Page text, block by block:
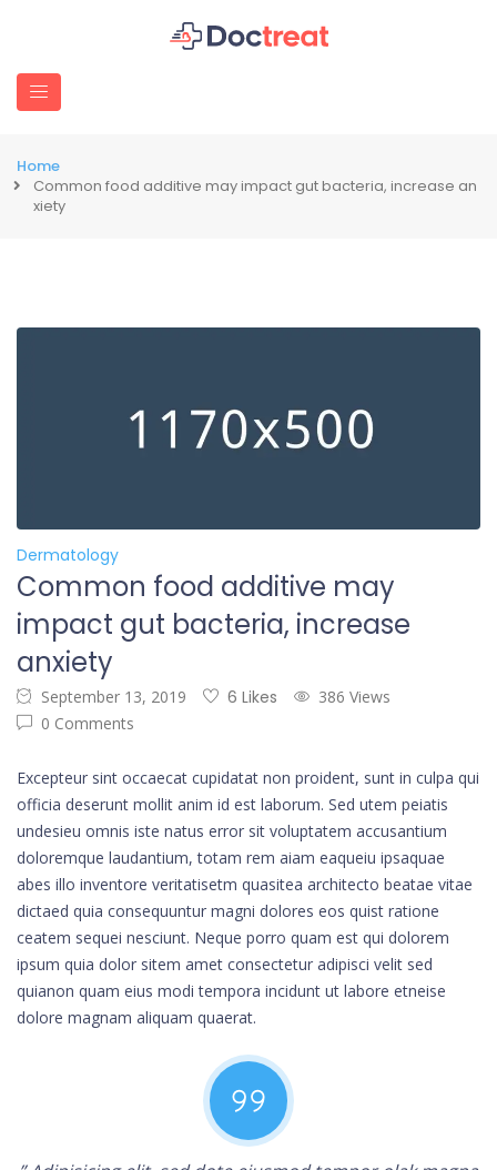
Home
Common food additive may impact gut bacteria, increase an
xiety
Dermatology
Common food additive may
impact gut bacteria, increase
anxiety
September 13, 2019 6 Likes
386 Views
0 Comments
Excepteur sint occaecat cupidatat non proident, sunt in culpa qui
officia deserunt mollit anim id est laborum. Sed utem peiatis
undesieu omnis iste natus error sit voluptatem accusantium
doloremque laudantium, totam rem aiam eaqueiu ipsaquae
abes illo inventore veritatisetm quasitea architecto beatae vitae
dictaed quia consequuntur magni dolores eos quist ratione
ceatem sequei nesciunt. Neque porro quam est qui dolorem
ipsum quia dolor sitem amet consectetur adipisci velit sed
quianon quam eius modi tempora incidunt ut labore etneise
dolore magnam aliquam quaerat.